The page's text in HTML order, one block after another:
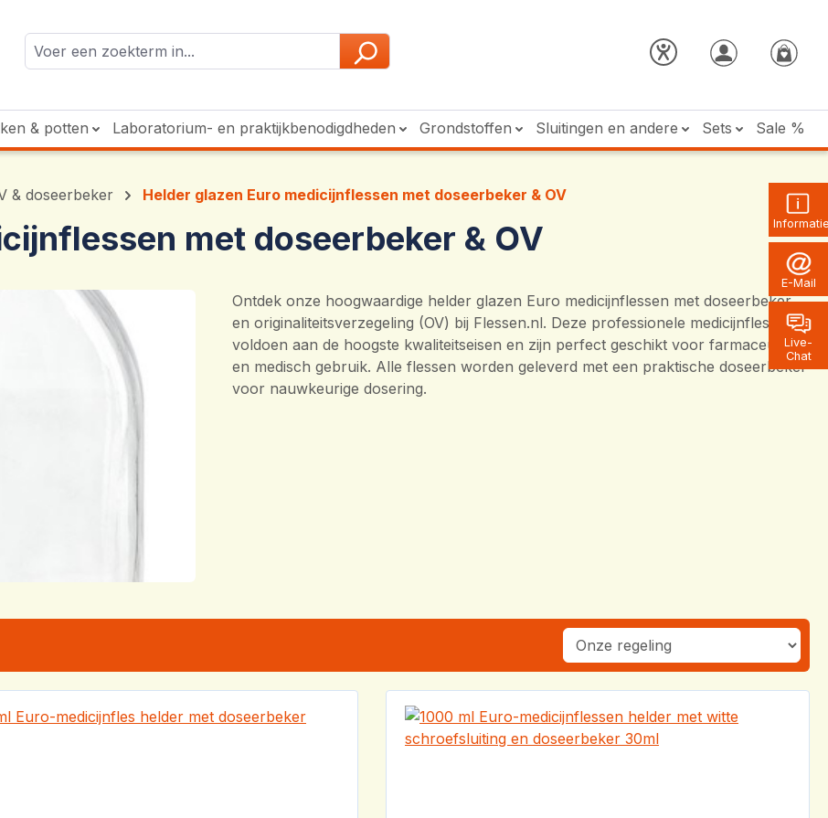
E-Mail
Live-
Chat
& potten Laboratorium- en praktijkbenodigdheden Grondstoffen Sluitingen en andere Sets Sale %
& doseerbeker Helder glazen Euro medicijnflessen met doseerbeker & OV
met doseerbeker & OV
Ontdek onze hoogwaardige helder glazen Euro medicijnflessen met doseerbeker
en originaliteitsverzegeling (OV) bij Flessen.nl. Deze professionele medicijnflessen
voldoen aan de hoogste kwaliteitseisen en zijn perfect geschikt voor farmaceutisch
en medisch gebruik. Alle flessen worden geleverd met een praktische doseerbeker
voor nauwkeurige dosering.